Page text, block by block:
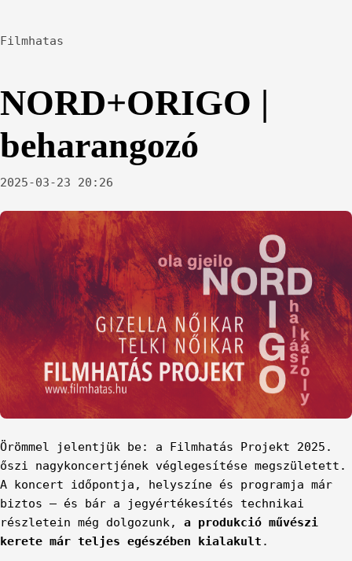
Filmhatas
NORD+ORIGO |
beharangozó
2025-03-23 20:26
Örömmel jelentjük be: a Filmhatás Projekt 2025.
őszi nagykoncertjének véglegesítése megszületett.
A koncert időpontja, helyszíne és programja már
biztos – és bár a jegyértékesítés technikai
részletein még dolgozunk, a produkció művészi
kerete már teljes egészében kialakult .